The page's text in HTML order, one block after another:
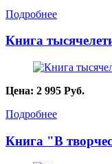
Подробнее
Книга
Цена: 2 995 Руб.
Подробнее
Книга "В